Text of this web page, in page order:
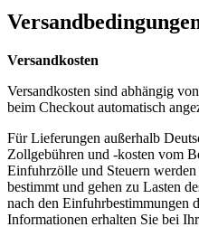
Versandkosten
Versandkosten sind abhängig
beim Checkout automatisch
Für Lieferungen außerhalb
Zollgebühren und -kosten vom
Einfuhrzölle und Steuern
bestimmt und gehen zu Lasten
nach den Einfuhrbestimmungen
Informationen erhalten Sie bei